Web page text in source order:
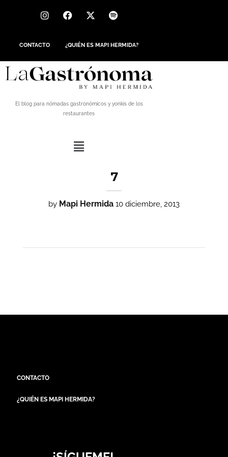
CONTACTO ¿QUIÉN ES MAPI HERMIDA?
El blog para nómadas gastronómicos y yonkis de los
restaurantes
7
by Mapi Hermida 10 diciembre, 2013
CONTACTO
¿QUIÉN ES MAPI HERMIDA?